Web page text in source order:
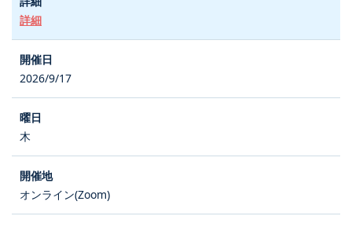
詳細
2026/9/17
木
オンライン(Zoom)